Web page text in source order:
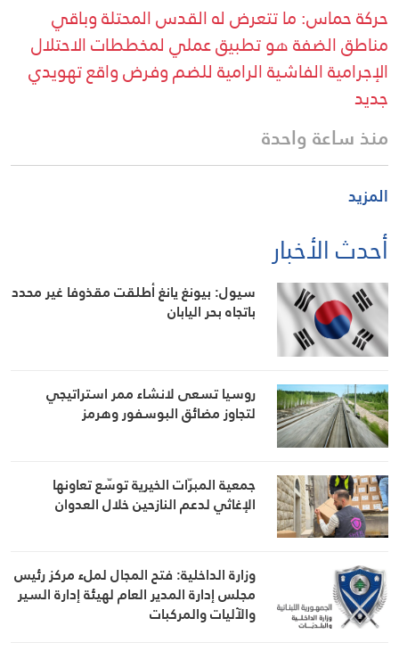
حركة حماس: ما تتعرض له القدس المحتلة وباقي
مناطق الضفة هو تطبيق عملي لمخططات الاحتلال
الإجرامية الفاشية الرامية للضم وفرض واقع تهويدي
جديد
منذ ساعة واحدة
المزيد
أحدث الأخبار
سيول: بيونغ يانغ أطلقت مقذوفا غير محدد
باتجاه بحر اليابان
روسيا تسعى لانشاء ممر استراتيجي
لتجاوز مضائق البوسفور وهرمز
جمعية المبرّات الخيرية توسّع تعاونها
الإغاثي لدعم النازحين خلال العدوان
وزارة الداخلية: فتح المجال لملء مركز رئيس
مجلس إدارة المدير العام لهيئة إدارة السير
والآليات والمركبات